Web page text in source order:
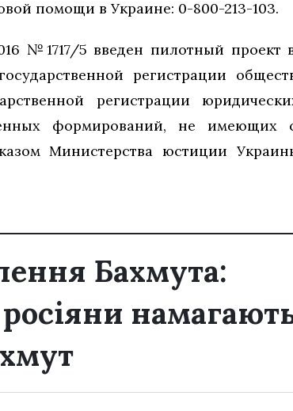
помощи в Украине: 0-800-213-103.
№1717/5 введен пилотный проект
регистрации
регистрации
формирований, не имеющих
Министерства юстиции
Бахмута: